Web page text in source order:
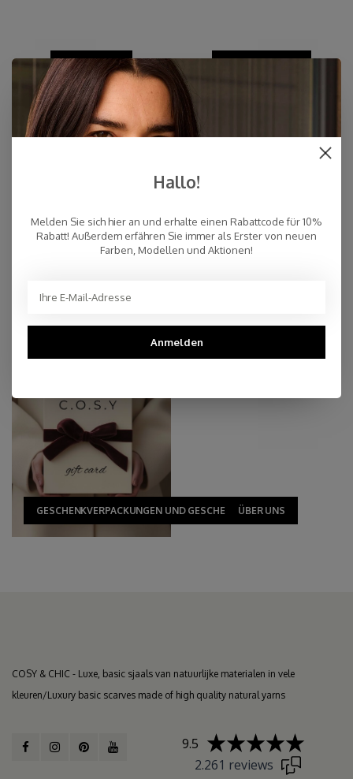
BESTSELLER
GESCHENKVERPACKUNGEN UND GESCHENKKARTEN
ÜBER UNS
COSY & CHIC - Luxe, basic sjaals van natuurlijke materialen in vele
kleuren/Luxury basic scarves made of high quality natural yarns
9.5
2.261 reviews
Hallo!
Melden Sie sich hier an und erhalte einen Rabattcode für 10%
Rabatt! Außerdem erfähren Sie immer als Erster von neuen
Farben, Modellen und Aktionen!
Anmelden